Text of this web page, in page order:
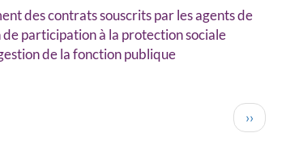
des contrats souscrits par les agents de
participation à la protection sociale
de la fonction publique
Page
››